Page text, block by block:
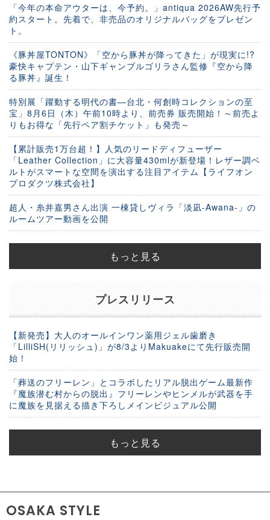
「今年の本命アウターは、今予約。」antiqua 2026AW先行予
約スタート。先着で、非売品のオリジナルバッグをプレゼン
ト。
《豚丼屋TONTON》「空から豚丼が降ってきた」が現実に!?
豪快キャプテン・山下ギャンブルゴリラさん監修『空から降
る豚丼』誕生！
特別展「躍動する明代の書―台北・何創時コレクションの至
宝」8月6日（木）午前10時より、前売券 販売開始！～前売よ
りもお得な「先行ペア割チケット」も発売～
【累計販売1万台超！】人気のリードディフューザー
「Leather Collection」に大容量430mlが新登場！レザー調ベ
ルトがスマートな空間を演出する注目アイテム【ライフオン
プロダクツ株式会社】
超人・糸井嘉男さん出演 一棟貸しヴィラ「淡凪-Awana-」の
ルームツアー動画を公開
もっと見る
プレスリリース
【新発売】大人のオールインワン薬用ジェル歯磨き
「LilliSH(リリッシュ)」が8/3よりMakuakeにて先行販売開
始！
「葬送のフリーレン」とコラボしたリアル脱出ゲーム最新作
『魔族潜む村からの脱出』フリーレンやヒンメルが武器を手
に魔族を見据える描き下ろしメインビジュアル公開
もっと見る
OSAKA STYLE